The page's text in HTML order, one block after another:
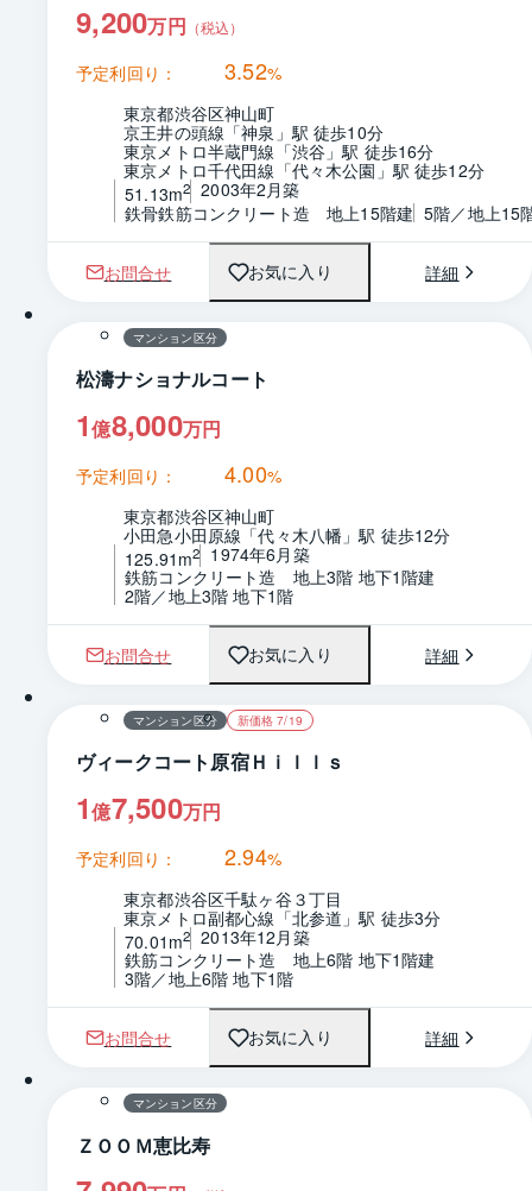
9,200万円 （税込）
予定利回り： 3.52%
東京都渋谷区神山町
京王井の頭線「神泉」駅 徒歩10分
東京メトロ半蔵門線「渋谷」駅 徒歩16分
東京メトロ千代田線「代々木公園」駅 徒歩12分
51.13m2 2003年2月築
鉄骨鉄筋コンクリート造　地上15階建 5階／地上15
お問合せ お気に入り 詳細
1 / 0 間取り
マンション区分
松濤ナショナルコート
1億8,000万円
予定利回り： 4.00%
東京都渋谷区神山町
小田急小田原線「代々木八幡」駅 徒歩12分
125.91m2
1974年6月築
鉄筋コンクリート造　地上3階 地下1階建
2階／地上3階 地下1階
お問合せ お気に入り 詳細
1 / 0 間取り
マンション区分 新価格 7/19
ヴィークコート原宿Ｈｉｌｌｓ
1億7,500万円
予定利回り： 2.94%
東京都渋谷区千駄ヶ谷３丁目
東京メトロ副都心線「北参道」駅 徒歩3分
70.01m2 2013年12月築
鉄筋コンクリート造　地上6階 地下1階建
3階／地上6階 地下1階
お問合せ お気に入り 詳細
1 / 0 間取り
マンション区分
ＺＯＯＭ恵比寿